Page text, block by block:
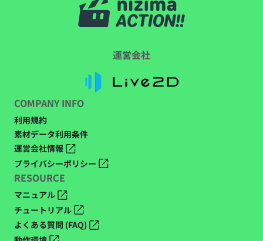
運営会社
COMPANY INFO
利用規約
素材データ利用条件
運営会社情報
プライバシーポリシー
RESOURCE
マニュアル
チュートリアル
よくある質問 (FAQ)